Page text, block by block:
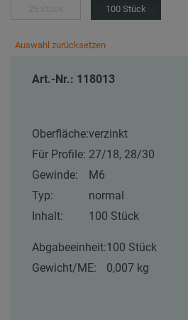
100 Stück
Auswahl zurücksetzen
Art.-Nr.: 118013
Oberfläche:verzinkt
Für Profile: 27/18, 28/30
Gewinde:
M6
Typ:
normal
Inhalt:
100 Stück
Abgabeeinheit:100 Stück
Gewicht/ME:
0,007 kg